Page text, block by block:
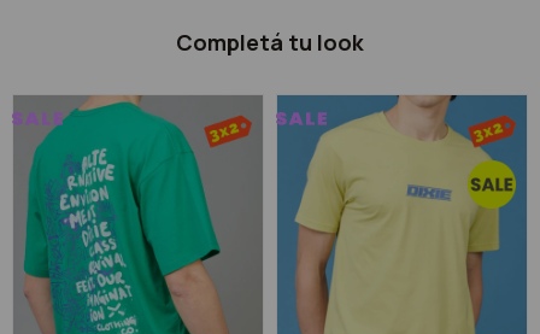
Completá tu look